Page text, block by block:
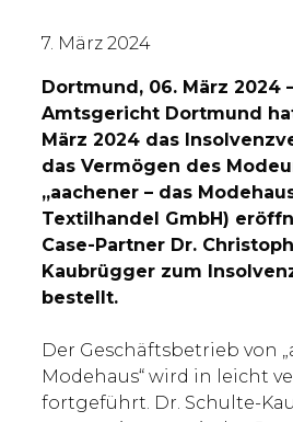
7. März 2024
Dortmund, 06. März 2024
Amtsgericht Dortmund
März 2024 das
das Vermögen des
„aachener – das
Textilhandel GmbH)
Case-Partner Dr.
Kaubrügger zum
bestellt.
Der Geschäftsbetrieb von
Modehaus“ wird in leicht
fortgeführt. Dr. Schulte-